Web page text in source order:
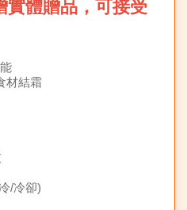
實體贈品，可接受
材結霜
/冷卻)